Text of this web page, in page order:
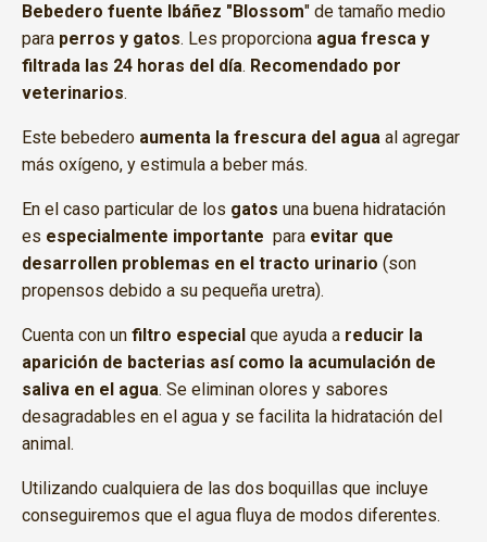
Bebedero fuente Ibáñez "Blossom" de tamaño medio
para perros y gatos. Les proporciona agua fresca y
filtrada las 24 horas del día. Recomendado por
veterinarios.
Este bebedero aumenta la frescura del agua al agregar
más oxígeno, y estimula a beber más.
En el caso particular de los gatos una buena hidratación
es especialmente importante para evitar que
desarrollen problemas en el tracto urinario (son
propensos debido a su pequeña uretra).
Cuenta con un filtro especial que ayuda a reducir la
aparición de bacterias así como la acumulación de
saliva en el agua. Se eliminan olores y sabores
desagradables en el agua y se facilita la hidratación del
animal.
Utilizando cualquiera de las dos boquillas que incluye
conseguiremos que el agua fluya de modos diferentes.